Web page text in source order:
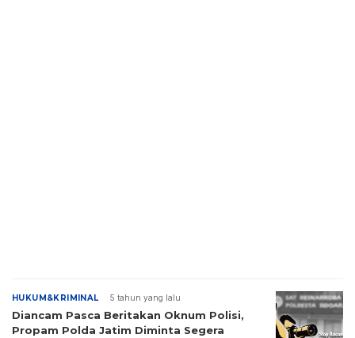
HUKUM&KRIMINAL 5 tahun yang lalu
Diancam Pasca Beritakan Oknum Polisi,
Propam Polda Jatim Diminta Segera